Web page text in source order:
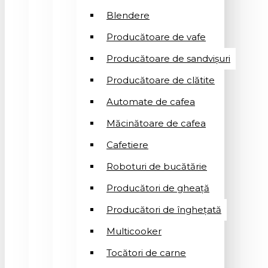
Blendere
Producătoare de vafe
Producătoare de sandvişuri
Producătoare de clătite
Automate de cafea
Măcinătoare de cafea
Cafetiere
Roboturi de bucătărie
Producători de gheață
Producători de înghețată
Multicooker
Tocători de carne